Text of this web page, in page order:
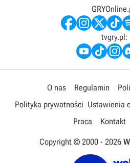
tvgry.pl:
O nas Regulamin
Polityka prywatności Ustawienia
Praca
Kontakt
Copyright © 2000 - 2026